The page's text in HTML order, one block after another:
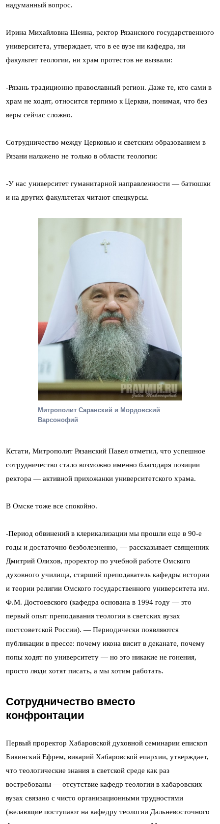
надуманный вопрос.
Ирина Михайловна Шеина, ректор Рязанского государственного
университета, утверждает, что в ее вузе ни кафедра, ни
факультет теологии, ни храм протестов не вызвали:
-Рязань традиционно православный регион. Даже те, кто сами в
храм не ходят, относится терпимо к Церкви, понимая, что без
веры сейчас сложно.
Сотрудничество между Церковью и светским образованием в
Рязани налажено не только в области теологии:
-У нас университет гуманитарной направленности — батюшки
и на других факультетах читают спецкурсы.
Митрополит Саранский и Мордовский
Варсонофий
Кстати, Митрополит Рязанский Павел отметил, что успешное
сотрудничество стало возможно именно благодаря позиции
ректора — активной прихожанки университетского храма.
В Омске тоже все спокойно.
-Период обвинений в клерикализации мы прошли еще в 90-е
годы и достаточно безболезненно, — рассказывает священник
Дмитрий Олихов, проректор по учебной работе Омского
духовного училища, старший преподаватель кафедры истории
и теории религии Омского государственного университета им.
Ф.М. Достоевского (кафедра основана в 1994 году — это
первый опыт преподавания теологии в светских вузах
постсоветской России). — Периодически появляются
публикации в прессе: почему икона висит в деканате, почему
попы ходят по университету — но это никакие не гонения,
просто люди хотят писать, а мы хотим работать.
Сотрудничество вместо
конфронтации
Первый проректор Хабаровской духовной семинарии епископ
Бикинский Ефрем, викарий Хабаровской епархии, утверждает,
что теологические знания в светской среде как раз
востребованы — отсутствие кафедр теологии в хабаровских
вузах связано с чисто организационными трудностями
(желающие поступают на кафедру теологии Дальневосточного